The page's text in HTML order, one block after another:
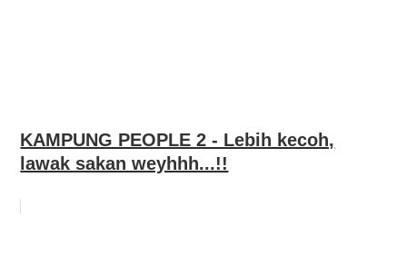
KAMPUNG PEOPLE 2 - Lebih kecoh,
lawak sakan weyhhh...!!